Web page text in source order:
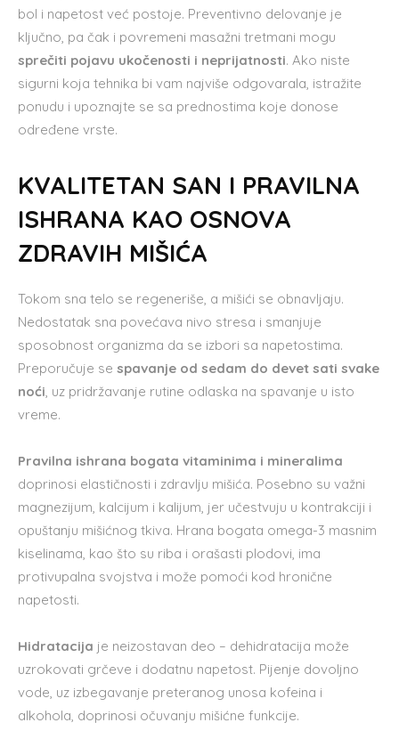
bol i napetost već postoje. Preventivno delovanje je
ključno, pa čak i povremeni masažni tretmani mogu
sprečiti pojavu ukočenosti i neprijatnosti. Ako niste
sigurni koja tehnika bi vam najviše odgovarala, istražite
ponudu i upoznajte se sa prednostima koje donose
određene vrste.
KVALITETAN SAN I PRAVILNA
ISHRANA KAO OSNOVA
ZDRAVIH MIŠIĆA
Tokom sna telo se regeneriše, a mišići se obnavljaju.
Nedostatak sna povećava nivo stresa i smanjuje
sposobnost organizma da se izbori sa napetostima.
Preporučuje se spavanje od sedam do devet sati svake
noći, uz pridržavanje rutine odlaska na spavanje u isto
vreme.
Pravilna ishrana bogata vitaminima i mineralima
doprinosi elastičnosti i zdravlju mišića. Posebno su važni
magnezijum, kalcijum i kalijum, jer učestvuju u kontrakciji i
opuštanju mišićnog tkiva. Hrana bogata omega-3 masnim
kiselinama, kao što su riba i orašasti plodovi, ima
protivupalna svojstva i može pomoći kod hronične
napetosti.
Hidratacija je neizostavan deo – dehidratacija može
uzrokovati grčeve i dodatnu napetost. Pijenje dovoljno
vode, uz izbegavanje preteranog unosa kofeina i
alkohola, doprinosi očuvanju mišićne funkcije.